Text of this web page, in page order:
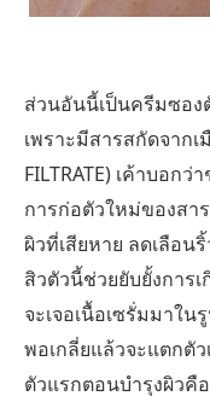
ส่วนอันนี้เป็นครีมซอง
เพราะมีสารสกัดจากเ
FILTRATE) เค้าบอก
การก่อตัวใหม่ของสา
ผิวที่เสียหาย ลดเลือน
สิวตัวนี้ช่วยยับยั้งการ
จะเจอเนื้อเซรั่มมาใน
พอเกลี่ยแล้วจะแตกตั
ตัวแรกตอนบำรุงผิวคื